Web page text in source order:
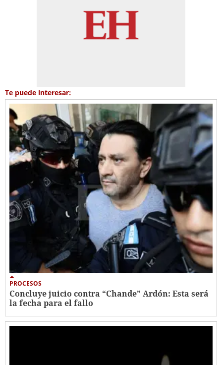
Te puede interesar:
PROCESOS
Concluye juicio contra “Chande” Ardón: Esta será
la fecha para el fallo